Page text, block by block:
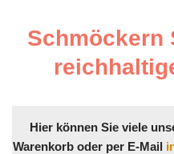
Schmöckern
Hier können Sie viele
Warenkorb oder per E-Mail